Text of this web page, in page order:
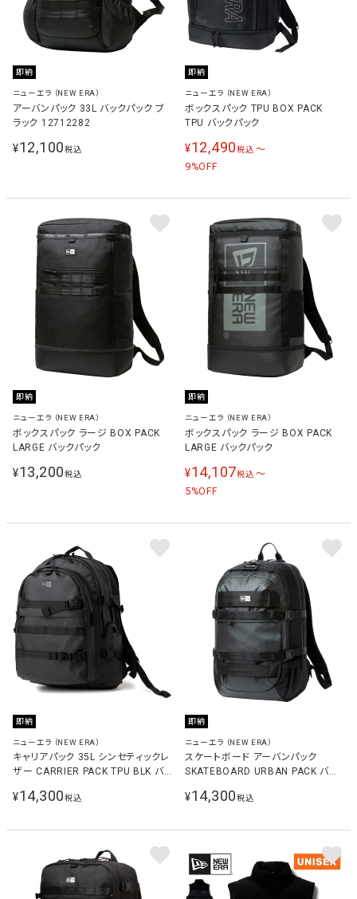
即納
ニューエラ（NEW ERA）
アーバンパック 33L バックパック ブ
ラック 12712282
¥12,100税込
即納
ニューエラ（NEW ERA）
ボックスパック TPU BOX PACK
TPU バックパック
¥12,490税込 〜
9%OFF
即納
ニューエラ（NEW ERA）
ボックスパック ラージ BOX PACK
LARGE バックパック
¥13,200税込
即納
ニューエラ（NEW ERA）
ボックスパック ラージ BOX PACK
LARGE バックパック
¥14,107税込 〜
5%OFF
即納
ニューエラ（NEW ERA）
キャリアパック 35L シンセティックレ
ザー CARRIER PACK TPU BLK バッ
¥14,300税込
即納
ニューエラ（NEW ERA）
スケートボード アーバンパック
SKATEBOARD URBAN PACK バッ
BLACK
¥14,300税込